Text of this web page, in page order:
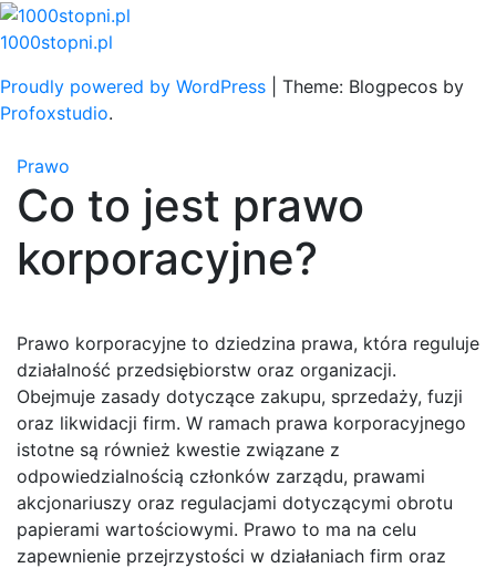
Skip
to
1000stopni.pl
Proudly powered by WordPress
Theme: Blogpecos by
Profoxstudio.
Prawo
Co to jest prawo
korporacyjne?
Prawo korporacyjne to dziedzina prawa, która reguluje
działalność przedsiębiorstw oraz organizacji.
Obejmuje zasady dotyczące zakupu, sprzedaży, fuzji
oraz likwidacji firm. W ramach prawa korporacyjnego
istotne są również kwestie związane z
odpowiedzialnością członków zarządu, prawami
akcjonariuszy oraz regulacjami dotyczącymi obrotu
papierami wartościowymi. Prawo to ma na celu
zapewnienie przejrzystości w działaniach firm oraz